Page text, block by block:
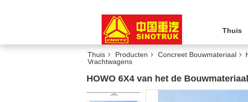
Thuis
Thuis Producten Concreet Bouwmateriaal
Vrachtwagens
HOWO 6X4 van het de